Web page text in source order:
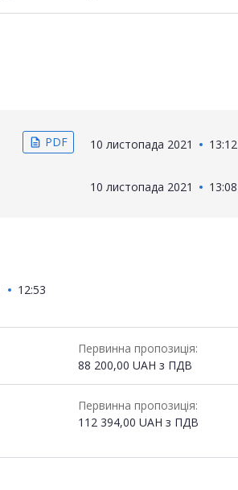
description PDF 10 листопада 2021 13:12
10 листопада 2021 13:08
12:53
Первинна пропозиція:
88 200,00 UAH з ПДВ
Первинна пропозиція:
112 394,00 UAH з ПДВ